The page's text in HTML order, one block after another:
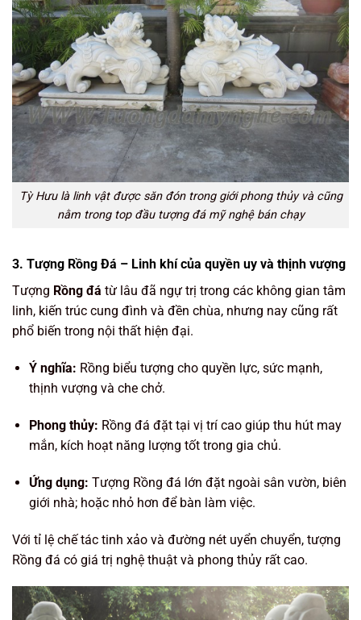
Tỳ Hưu là linh vật được săn đón trong giới phong thủy và cũng
nằm trong top đầu tượng đá mỹ nghệ bán chạy
3. Tượng Rồng Đá – Linh khí của quyền uy và thịnh vượng
Tượng Rồng đá từ lâu đã ngự trị trong các không gian tâm
linh, kiến trúc cung đình và đền chùa, nhưng nay cũng rất
phổ biến trong nội thất hiện đại.
Ý nghĩa: Rồng biểu tượng cho quyền lực, sức mạnh,
thịnh vượng và che chở.
Phong thủy: Rồng đá đặt tại vị trí cao giúp thu hút may
mắn, kích hoạt năng lượng tốt trong gia chủ.
Ứng dụng: Tượng Rồng đá lớn đặt ngoài sân vườn, biên
giới nhà; hoặc nhỏ hơn để bàn làm việc.
Với tỉ lệ chế tác tinh xảo và đường nét uyển chuyển, tượng
Rồng đá có giá trị nghệ thuật và phong thủy rất cao.